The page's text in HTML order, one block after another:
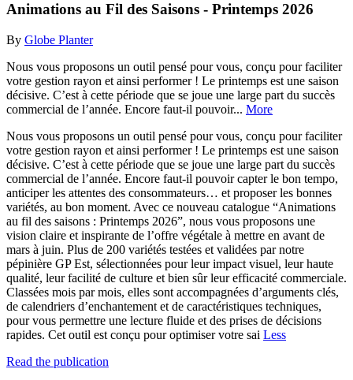
Animations au Fil des Saisons - Printemps 2026
By Globe Planter
Nous vous proposons un outil pensé pour vous, conçu pour faciliter
votre gestion rayon et ainsi performer ! Le printemps est une saison
décisive. C’est à cette période que se joue une large part du succès
commercial de l’année. Encore faut-il pouvoir... More
Nous vous proposons un outil pensé pour vous, conçu pour faciliter
votre gestion rayon et ainsi performer ! Le printemps est une saison
décisive. C’est à cette période que se joue une large part du succès
commercial de l’année. Encore faut-il pouvoir capter le bon tempo,
anticiper les attentes des consommateurs… et proposer les bonnes
variétés, au bon moment. Avec ce nouveau catalogue “Animations
au fil des saisons : Printemps 2026”, nous vous proposons une
vision claire et inspirante de l’offre végétale à mettre en avant de
mars à juin. Plus de 200 variétés testées et validées par notre
pépinière GP Est, sélectionnées pour leur impact visuel, leur haute
qualité, leur facilité de culture et bien sûr leur efficacité commerciale.
Classées mois par mois, elles sont accompagnées d’arguments clés,
de calendriers d’enchantement et de caractéristiques techniques,
pour vous permettre une lecture fluide et des prises de décisions
rapides. Cet outil est conçu pour optimiser votre sai Less
Read the publication